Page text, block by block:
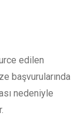
edilen
başvurularında
nedeniyle